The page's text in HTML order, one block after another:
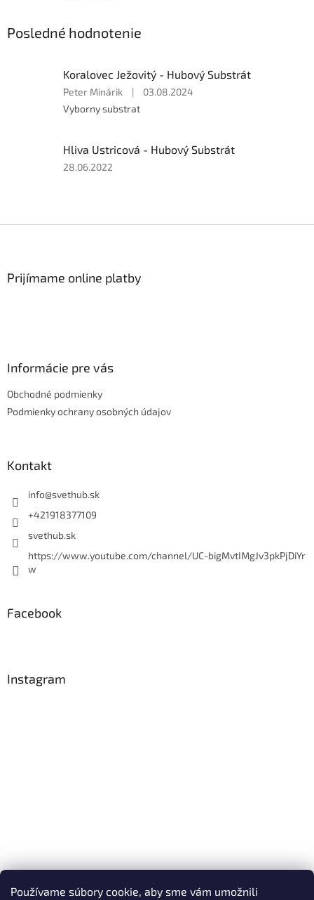
Používame súbory cookie, aby sme vám umožnili
Posledné hodnotenie
Koralovec Ježovitý - Hubový Substrát
Hodnotenie
produktu
je
z
5
hviezdičiek.
Peter Minárik |
03.08.2024
Vyborny substrat
Hliva Ustricová - Hubový Substrát
Hodnotenie
28.06.2022
Prijímame online platby
Informácie pre vás
Obchodné podmienky
Podmienky ochrany osobných údajov
Kontakt
info@svethub.sk
+421918377109
svethub.sk
https://www.youtube.com/channel/UC-bigMvtIMgJv3pkPjDiYr
w
Facebook
Instagram